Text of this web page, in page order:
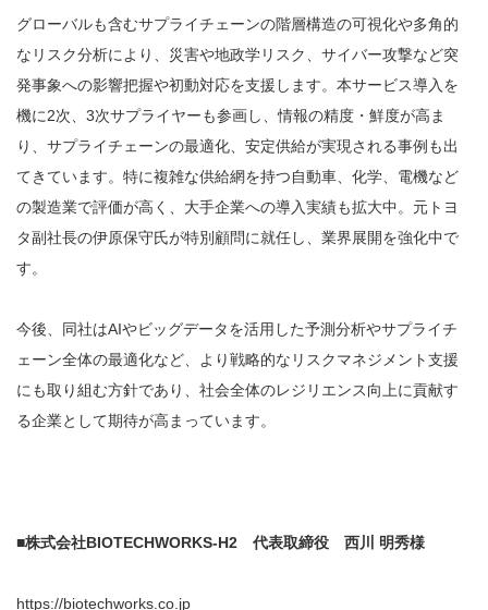
グローバルも含むサプライチェーンの階層構造の可視化や多角的
なリスク分析により、災害や地政学リスク、サイバー攻撃など突
発事象への影響把握や初動対応を支援します。本サービス導入を
機に2次、3次サプライヤーも参画し、情報の精度・鮮度が高ま
り、サプライチェーンの最適化、安定供給が実現される事例も出
てきています。特に複雑な供給網を持つ自動車、化学、電機など
の製造業で評価が高く、大手企業への導入実績も拡大中。元トヨ
タ副社長の伊原保守氏が特別顧問に就任し、業界展開を強化中で
す。
今後、同社はAIやビッグデータを活用した予測分析やサプライチ
ェーン全体の最適化など、より戦略的なリスクマネジメント支援
にも取り組む方針であり、社会全体のレジリエンス向上に貢献す
る企業として期待が高まっています。
■株式会社BIOTECHWORKS-H2 代表取締役 西川 明秀様
https://biotechworks.co.jp